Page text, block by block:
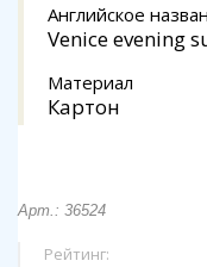
Английское
Venice evening
Материал
Картон
Арт.: 36524
Рейтинг: